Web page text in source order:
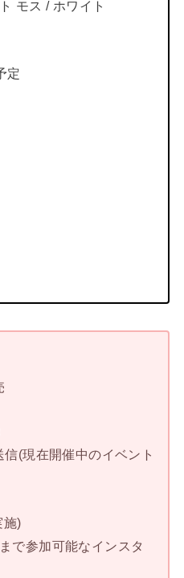
モス / ホワイト
定
(現在開催中のイベント
施)
で参加可能なインスタ